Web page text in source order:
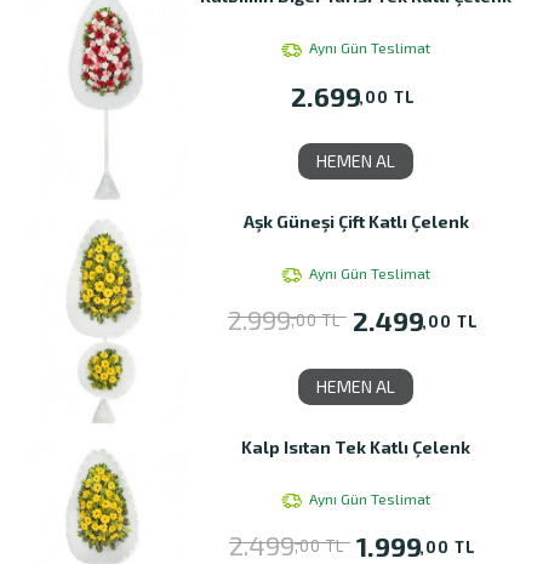
Aynı Gün Teslimat
2.699,00 TL
HEMEN AL
Aşk Güneşi Çift Katlı Çelenk
Aynı Gün Teslimat
2.999,00 TL 2.499,00 TL
HEMEN AL
Kalp Isıtan Tek Katlı Çelenk
Aynı Gün Teslimat
2.499,00 TL 1.999,00 TL